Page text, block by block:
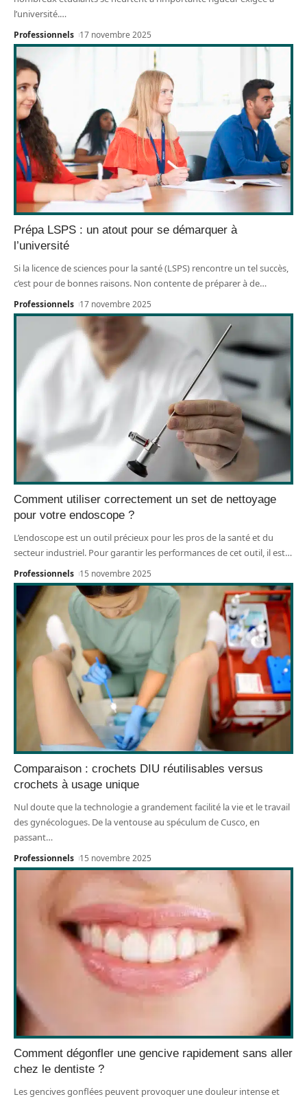
l’université.…
Professionnels 17 novembre 2025
Prépa LSPS : un atout pour se démarquer à
l’université
Si la licence de sciences pour la santé (LSPS) rencontre un tel succès,
c’est pour de bonnes raisons. Non contente de préparer à de…
Professionnels 17 novembre 2025
Comment utiliser correctement un set de nettoyage
pour votre endoscope ?
L’endoscope est un outil précieux pour les pros de la santé et du
secteur industriel. Pour garantir les performances de cet outil, il est…
Professionnels 15 novembre 2025
Comparaison : crochets DIU réutilisables versus
crochets à usage unique
Nul doute que la technologie a grandement facilité la vie et le travail
des gynécologues. De la ventouse au spéculum de Cusco, en
passant…
Professionnels 15 novembre 2025
Comment dégonfler une gencive rapidement sans aller
chez le dentiste ?
Les gencives gonflées peuvent provoquer une douleur intense et